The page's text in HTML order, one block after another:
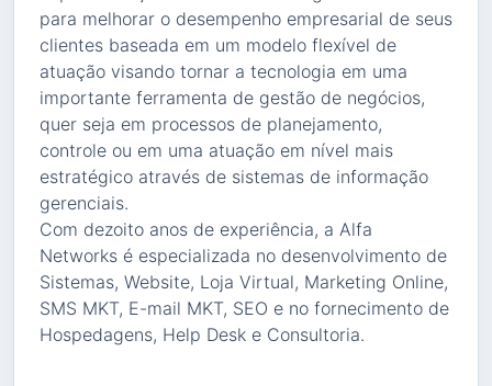
para melhorar o desempenho empresarial de seus
clientes baseada em um modelo flexível de
atuação visando tornar a tecnologia em uma
importante ferramenta de gestão de negócios,
quer seja em processos de planejamento,
controle ou em uma atuação em nível mais
estratégico através de sistemas de informação
gerenciais.
Com dezoito anos de experiência, a Alfa
Networks é especializada no desenvolvimento de
Sistemas, Website, Loja Virtual, Marketing Online,
SMS MKT, E-mail MKT, SEO e no fornecimento de
Hospedagens, Help Desk e Consultoria.